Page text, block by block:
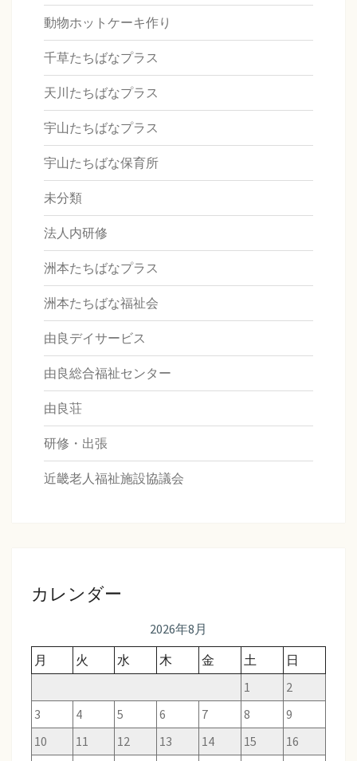
動物ホットケーキ作り
千草たちばなプラス
天川たちばなプラス
宇山たちばなプラス
宇山たちばな保育所
未分類
法人内研修
洲本たちばなプラス
洲本たちばな福祉会
由良デイサービス
由良総合福祉センター
由良荘
研修・出張
近畿老人福祉施設協議会
カレンダー
2026年8月
月
火 水 木 金 土
日
1
2
3
4 5 6 7 8
9
10
11 12 13 14 15
16